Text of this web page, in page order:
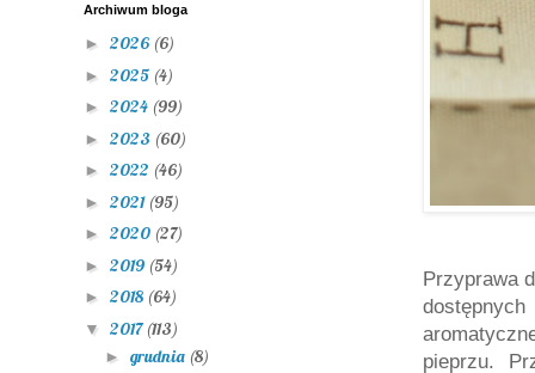
Przyprawa
pieprzu.
Archiwum bloga
► 2026 (6)
► 2025 (4)
► 2024 (99)
► 2023 (60)
► 2022 (46)
► 2021 (95)
► 2020 (27)
► 2019 (54)
► 2018 (64)
▼ 2017(113)
► grudnia (8)